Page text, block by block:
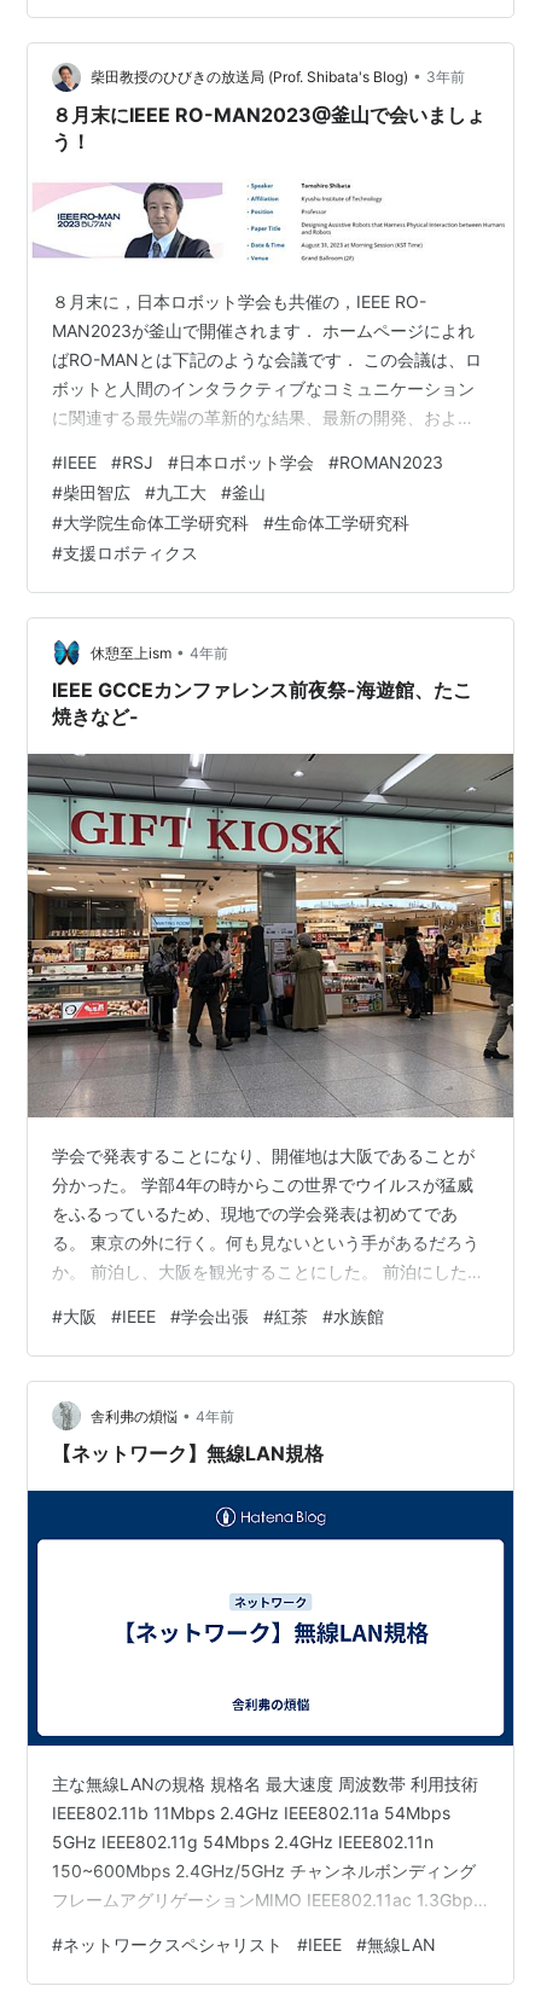
かったのですが、ついスライ…
柴田教授のひびきの放送局 (Prof. Shibata's Blog) • 3年前
８月末にIEEE RO-MAN2023@釜山で会いましょ
う！
８月末に，日本ロボット学会も共催の，IEEE RO-
MAN2023が釜山で開催されます． ホームページによれ
ばRO-MANとは下記のような会議です． この会議は、ロ
ボットと人間のインタラクティブなコミュニケーション
に関連する最先端の革新的な結果、最新の開発、および
ある。 この会議では、ロボットと人間のインタラクティ
ブコミュニケーションに関連する理論、方法論、技術、
実証的、実験的研究を含む幅広いトピックを扱います。
ロボット技術、心理学、認知科学、人工知能、ヒューマ
ンファクター、倫理・政策、インタラクションベースの
ロボットデザインなど、人間とロボッ…
#IEEE #RSJ #日本ロボット学会 #ROMAN2023
#柴田智広 #九工大 #釜山
#大学院生命体工学研究科 #生命体工学研究科
#支援ロボティクス
休憩至上ism • 4年前
IEEE GCCEカンファレンス前夜祭-海遊館、たこ
焼きなど-
学会で発表することになり、開催地は大阪であることが
分かった。 学部4年の時からこの世界でウイルスが猛威
をふるっているため、現地での学会発表は初めてであ
る。 東京の外に行く。何も見ないという手があるだろう
か。 前泊し、大阪を観光することにした。 前泊にした甲
たバナジウム天然水を連れて、新幹線へ。こういう瞬間
にどうしたわけか達成感があります。 13:00 ここは新大
阪。 旅とは健康さとエネルギーを保ちながら自分を活け
作りで輸送すること。 この度も、輸送に成功した。 GIFT
KIOSKがある。 東京にもあったかもしれないけれど、旅
#大阪 #IEEE #学会出張 #紅茶 #水族館
舎利弗の煩悩 • 4年前
【ネットワーク】無線LAN規格
主な無線LANの規格 規格名 最大速度 周波数帯 利用技術
IEEE802.11b 11Mbps 2.4GHz IEEE802.11a 54Mbps
5GHz IEEE802.11g 54Mbps 2.4GHz IEEE802.11n
150~600Mbps 2.4GHz/5GHz チャンネルボンディング
フレームアグリゲーションMIMO IEEE802.11ac 1.3Gbps
ンMU-MIMO IEEE802.11ax 9.6Gbps 2.4GHz/5GHz チャ
ンネルボンディングフレームアグリゲーションUL MU-
#ネットワークスペシャリスト #IEEE #無線LAN